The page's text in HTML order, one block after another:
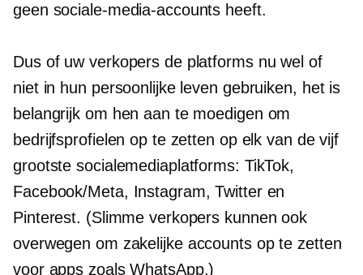
geen sociale-media-accounts heeft.
Dus of uw verkopers de platforms nu wel of
niet in hun persoonlijke leven gebruiken, het is
belangrijk om hen aan te moedigen om
bedrijfsprofielen op te zetten op elk van de vijf
grootste socialemediaplatforms: TikTok,
Facebook/Meta, Instagram, Twitter en
Pinterest. (Slimme verkopers kunnen ook
overwegen om zakelijke accounts op te zetten
voor apps zoals WhatsApp.)